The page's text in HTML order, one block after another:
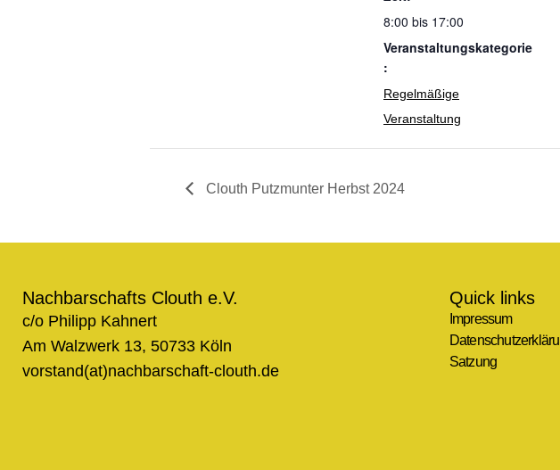
8:00 bis 17:00
Veranstaltungskategorie
:
Regelmäßige
Veranstaltung
Clouth Putzmunter Herbst 2024
Quick links
Impressum
Satzung
Nachbarschafts Clouth e.V.
c/o Philipp Kahnert
Am Walzwerk 13, 50733 Köln
vorstand(at)nachbarschaft-clouth.de